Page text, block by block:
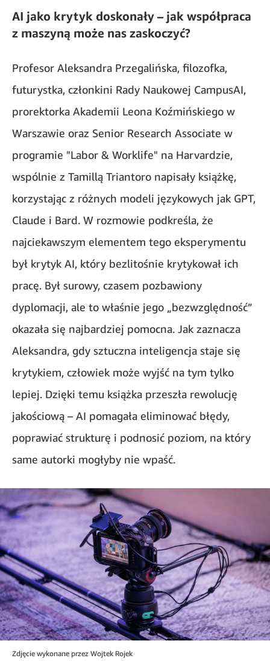
AI jako krytyk doskonały – jak współpraca
z maszyną może nas zaskoczyć?
Profesor Aleksandra Przegalińska, filozofka,
futurystka, członkini Rady Naukowej CampusAI,
prorektorka Akademii Leona Koźmińskiego w
Warszawie oraz Senior Research Associate w
programie "Labor & Worklife" na Harvardzie,
wspólnie z Tamillą Triantoro napisały książkę,
korzystając z różnych modeli językowych jak GPT,
Claude i Bard. W rozmowie podkreśla, że
najciekawszym elementem tego eksperymentu
był krytyk AI, który bezlitośnie krytykował ich
pracę. Był surowy, czasem pozbawiony
dyplomacji, ale to właśnie jego „bezwzględność”
okazała się najbardziej pomocna. Jak zaznacza
Aleksandra, gdy sztuczna inteligencja staje się
krytykiem, człowiek może wyjść na tym tylko
lepiej. Dzięki temu książka przeszła rewolucję
jakościową – AI pomagała eliminować błędy,
poprawiać strukturę i podnosić poziom, na który
same autorki mogłyby nie wpaść.
Zdjęcie wykonane przez Wojtek Rojek